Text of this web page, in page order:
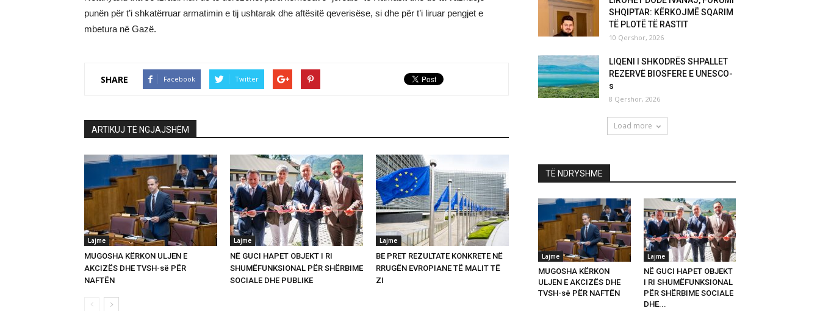
punën për t’i shkatërruar armatimin e tij ushtarak dhe aftësitë qeverisëse, si dhe për t’i liruar pengjet e
mbetura në Gazë.
SHARE Facebook Twitter
ARTIKUJ TË NGJAJSHËM
Lajme
MUGOSHA KËRKON ULJEN E
AKCIZËS DHE TVSH-së PËR
NAFTËN
Lajme
NË GUCI HAPET OBJEKT I RI
SHUMËFUNKSIONAL PËR SHËRBIME
SOCIALE DHE PUBLIKE
Lajme
BE PRET REZULTATE KONKRETE NË
RRUGËN EVROPIANE TË MALIT TË
ZI
SHQIPTAR: KËRKOJMË SQARIM
TË PLOTË TË RASTIT
10 Qershor, 2026
LIQENI I SHKODRËS SHPALLET
REZERVË BIOSFERE E UNESCO-
s
8 Qershor, 2026
Load more
TË NDRYSHME
Lajme
MUGOSHA KËRKON
ULJEN E AKCIZËS DHE
TVSH-së PËR NAFTËN
Lajme
NË GUCI HAPET OBJEKT
I RI SHUMËFUNKSIONAL
PËR SHËRBIME SOCIALE
DHE...